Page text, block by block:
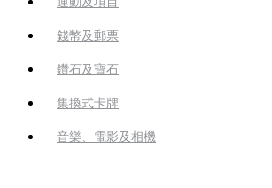
錢幣及郵票
鑽石及寶石
集換式卡牌
音樂、電影及相機